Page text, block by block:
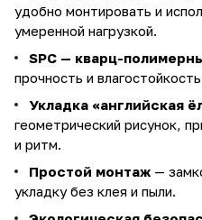
удобно монтировать и
умеренной нагрузкой.
SPC — кварц-
прочность и
Укладка «английская
геометрический рисунок,
и ритм.
Простой монтаж —
укладку без клея и пыли.